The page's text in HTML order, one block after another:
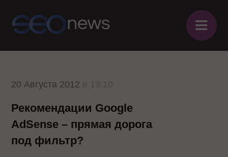
≡
20 Августа 2012
Рекомендации Google
AdSense – прямая дорога
под фильтр?